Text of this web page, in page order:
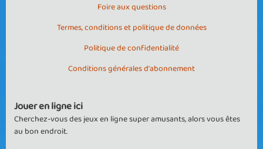
Foire aux questions
Termes, conditions et politique de données
Politique de confidentialité
Conditions générales d'abonnement
Jouer en ligne ici
Cherchez-vous des jeux en ligne super amusants, alors vous êtes
au bon endroit.